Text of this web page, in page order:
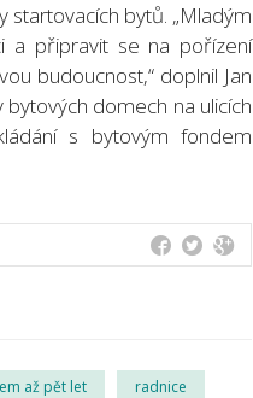
startovacích bytů. „Mladým
a připravit se na pořízení
budoucnost,“ doplnil Jan
domech na ulicích
s bytovým fondem
až pět let radnice